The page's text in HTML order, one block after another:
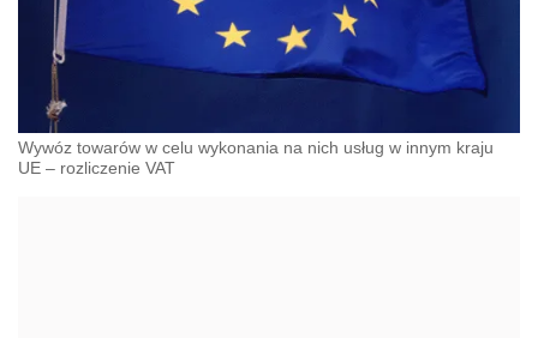
Wywóz towarów w celu wykonania na nich usług w innym kraju
UE – rozliczenie VAT